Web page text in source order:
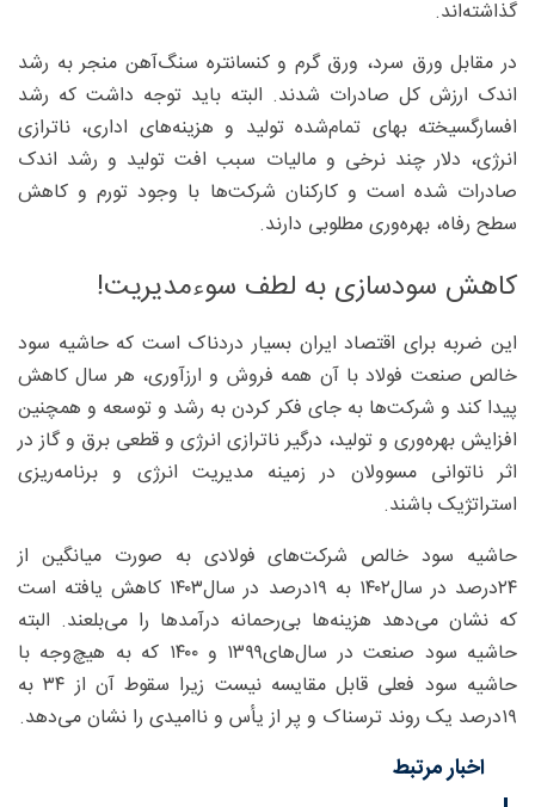
گذاشته‌اند.
در مقابل ورق سرد، ورق گرم و کنسانتره سنگ‌آهن منجر به رشد
اندک ارزش کل صادرات شدند. البته باید توجه داشت که رشد
افسارگسیخته بهای تمام‌شده تولید و هزینه‌های اداری، ناترازی
انرژی، دلار چند نرخی و مالیات سبب افت تولید و رشد اندک
صادرات شده است و کارکنان شرکت‌ها با وجود تورم و کاهش
سطح رفاه، بهره‌وری مطلوبی دارند.
کاهش سودسازی به لطف سوءمدیریت!
این ضربه برای اقتصاد ایران بسیار دردناک است که حاشیه سود
خالص صنعت فولاد با آن همه فروش و ارزآوری، هر سال کاهش
پیدا کند و شرکت‌ها به جای فکر کردن به رشد و توسعه و همچنین
افزایش بهره‌وری و تولید، درگیر ناترازی انرژی و قطعی برق و گاز در
اثر ناتوانی مسوولان در زمینه مدیریت انرژی و برنامه‌ریزی
استراتژیک باشند.
حاشیه سود خالص شرکت‌های فولادی به صورت میانگین از
۲۴‌درصد در سال۱۴۰۲ به ۱۹‌درصد در سال۱۴۰۳ کاهش یافته است
که نشان می‌دهد هزینه‌ها بی‌رحمانه درآمد‌ها را می‌بلعند. البته
حاشیه سود صنعت در سال‌های۱۳۹۹ و ۱۴۰۰ که به هیچ‌وجه با
حاشیه سود فعلی قابل مقایسه نیست زیرا سقوط آن از ۳۴‌ به
۱۹‌درصد یک روند ترسناک و پر از یأس و ناامیدی را نشان می‌دهد.
اخبار مرتبط